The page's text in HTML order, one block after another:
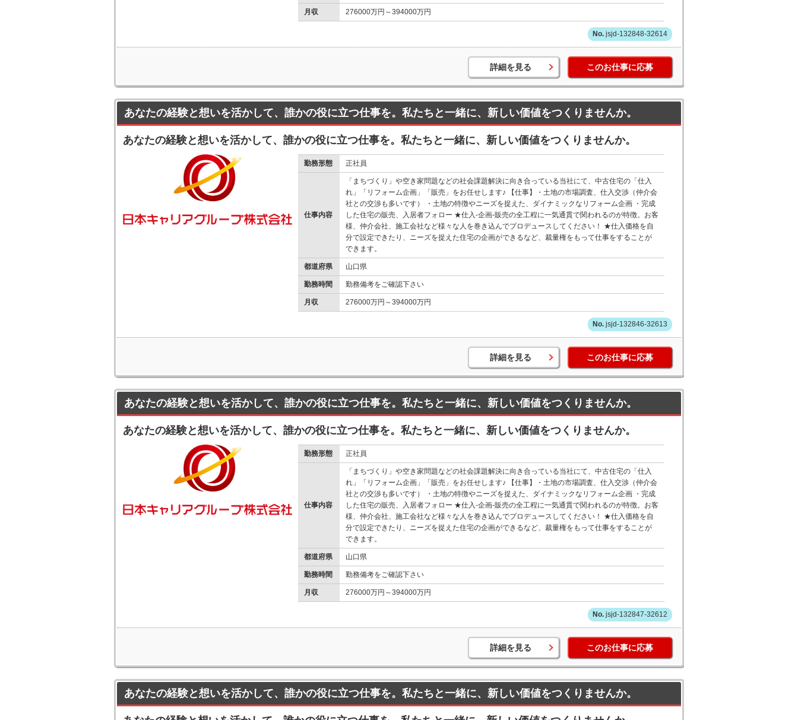
月収 276000万円～394000万円
jsjd-132848-32614
詳細を見る このお仕事に応募
あなたの経験と想いを活かして、誰かの役に立つ仕事を。私たちと一緒に、新しい価値をつくりませんか。
あなたの経験と想いを活かして、誰かの役に立つ仕事を。私たちと一緒に、新しい価値をつくりませんか。
勤務形態 正社員
仕事内容
「まちづくり」や空き家問題などの社会課題解決に向き合っている当社にて、中古住宅の「仕入
れ」「リフォーム企画」「販売」をお任せします♪ 【仕事】・土地の市場調査、仕入交渉（仲介会
社との交渉も多いです） ・土地の特徴やニーズを捉えた、ダイナミックなリフォーム企画 ・完成
した住宅の販売、入居者フォロー ★仕入-企画-販売の全工程に一気通貫で関われるのが特徴。お客
様、仲介会社、施工会社など様々な人を巻き込んでプロデュースしてください！ ★仕入価格を自
分で設定できたり、ニーズを捉えた住宅の企画ができるなど、裁量権をもって仕事をすることが
できます。
都道府県 山口県
勤務時間 勤務備考をご確認下さい
月収 276000万円～394000万円
jsjd-132846-32613
詳細を見る このお仕事に応募
あなたの経験と想いを活かして、誰かの役に立つ仕事を。私たちと一緒に、新しい価値をつくりませんか。
あなたの経験と想いを活かして、誰かの役に立つ仕事を。私たちと一緒に、新しい価値をつくりませんか。
勤務形態 正社員
仕事内容
「まちづくり」や空き家問題などの社会課題解決に向き合っている当社にて、中古住宅の「仕入
れ」「リフォーム企画」「販売」をお任せします♪ 【仕事】・土地の市場調査、仕入交渉（仲介会
社との交渉も多いです） ・土地の特徴やニーズを捉えた、ダイナミックなリフォーム企画 ・完成
した住宅の販売、入居者フォロー ★仕入-企画-販売の全工程に一気通貫で関われるのが特徴。お客
様、仲介会社、施工会社など様々な人を巻き込んでプロデュースしてください！ ★仕入価格を自
分で設定できたり、ニーズを捉えた住宅の企画ができるなど、裁量権をもって仕事をすることが
できます。
都道府県 山口県
勤務時間 勤務備考をご確認下さい
月収 276000万円～394000万円
jsjd-132847-32612
詳細を見る このお仕事に応募
あなたの経験と想いを活かして、誰かの役に立つ仕事を。私たちと一緒に、新しい価値をつくりませんか。